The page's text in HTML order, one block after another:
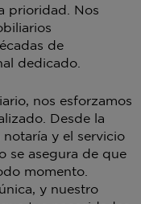
prioridad. Nos
de
dedicado.
nos esforzamos
Desde la
y el servicio
se asegura de que
momento.
y nuestro